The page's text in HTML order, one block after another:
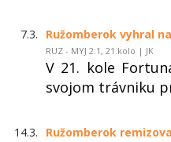
7.3. Ružomberok vyhral
RUZ - MYJ 2:1, 21.kolo | JK
V 21. kole
svojom trávniku
14.3. Ružomberok